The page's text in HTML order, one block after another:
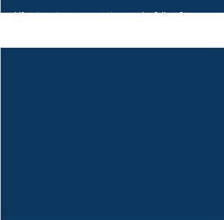
Vår største meny og store anbefaling for en
alle vil finne sine favoritter. Menyen blir levert